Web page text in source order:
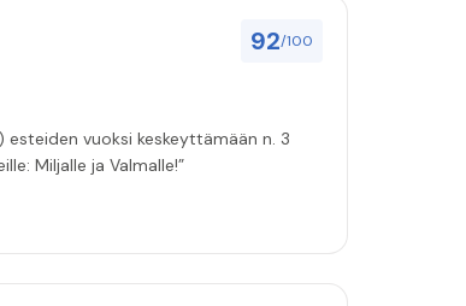
92/100
vuoksi keskeyttämään n. 3
Miljalle ja Valmalle!”